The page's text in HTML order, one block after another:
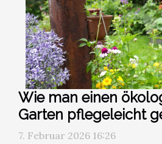
Wie man einen
Garten pflegeleicht
7. Februar 2026 16:26